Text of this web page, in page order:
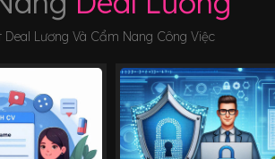
Deal Lương Và Cẩm Nang Công Việc